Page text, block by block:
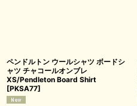
ペンドルトン ウールシャツ ボードシ
ャツ チャコールオンブレ
XS/Pendleton Board Shirt
[PKSA77]